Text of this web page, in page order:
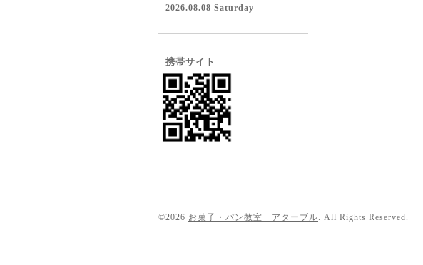
2026.08.08 Saturday
携帯サイト
©2026 お菓子・パン教室 アターブル. All Rights Reserved.